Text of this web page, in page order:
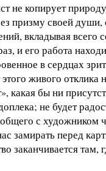
не копирует
призму своей души,
вкладывая всего
и его работа
в сердцах
этого живого отклика
какая бы ни
не будет
с художником
замирать перед
заканчивается там,